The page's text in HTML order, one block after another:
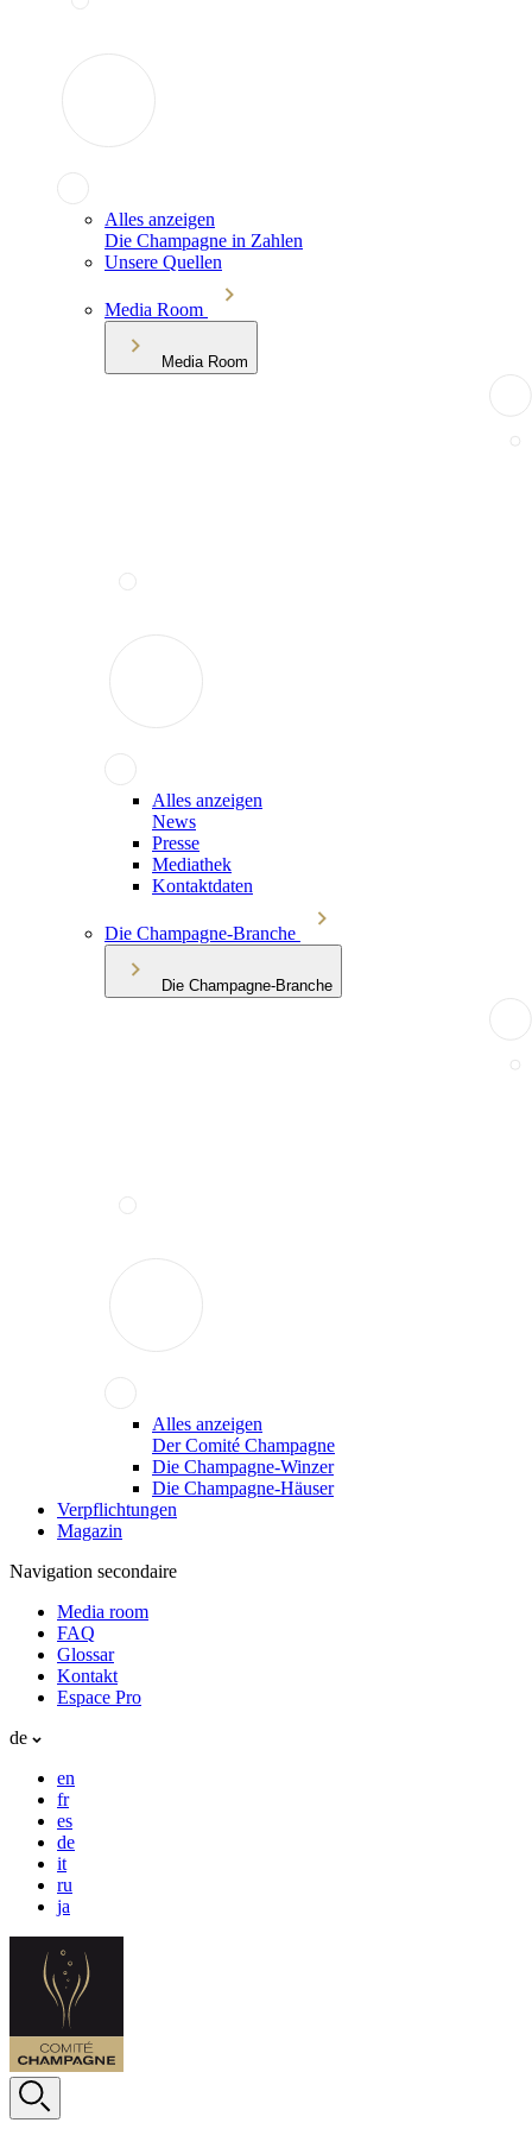
Alles anzeigen
Die Champagne in Zahlen
Unsere Quellen
Media Room
Media Room
Alles anzeigen
News
Presse
Mediathek
Kontaktdaten
Die Champagne-Branche
Die Champagne-Branche
Alles anzeigen
Der Comité Champagne
Die Champagne-Winzer
Die Champagne-Häuser
Verpflichtungen
Magazin
Navigation secondaire
Media room
FAQ
Glossar
Kontakt
Espace Pro
de
en
fr
es
de
it
ru
ja